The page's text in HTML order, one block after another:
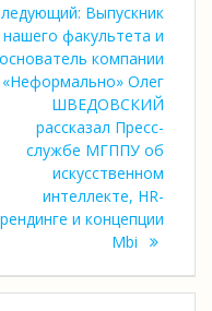
Следующая
запись:
Выпускник
нашего факультета и
основатель компании
«Неформально» Олег
ШВЕДОВСКИЙ
рассказал Пресс-
службе МГППУ об
искусственном
интеллекте, HR-
и концепции
Mbi